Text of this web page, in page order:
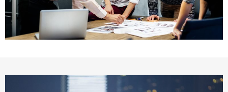
Правовая экспертиза
Закон о нефти и газе